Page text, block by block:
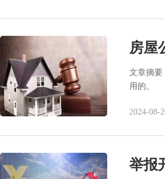
房屋
文章摘要
用的。
2024-08-
举报